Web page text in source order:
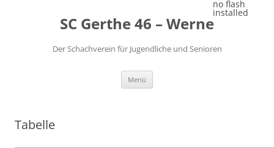
SC Gerthe 46 – Werne
Der Schachverein für Jugendliche und Senioren
Menü
Tabelle
no flash
installed